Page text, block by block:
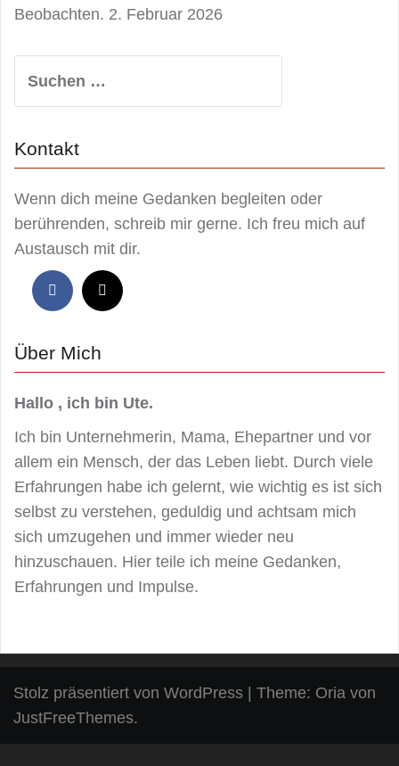
Beobachten. 2. Februar 2026
nach:
Kontakt
Wenn dich meine Gedanken begleiten oder
berührenden, schreib mir gerne. Ich freu mich auf
Austausch mit dir.
Über Mich
Hallo , ich bin Ute.
Ich bin Unternehmerin, Mama, Ehepartner und vor
allem ein Mensch, der das Leben liebt. Durch viele
Erfahrungen habe ich gelernt, wie wichtig es ist sich
selbst zu verstehen, geduldig und achtsam mich
sich umzugehen und immer wieder neu
hinzuschauen. Hier teile ich meine Gedanken,
Erfahrungen und Impulse.
Stolz präsentiert von WordPress Theme: Oria von
JustFreeThemes.